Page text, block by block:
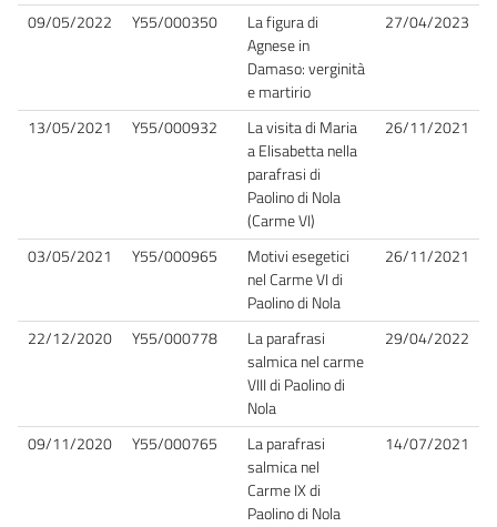
09/05/2022 Y55/000350
La figura di
Agnese in
Damaso: verginità
e martirio
27/04/2023
13/05/2021 Y55/000932
La visita di Maria
a Elisabetta nella
parafrasi di
Paolino di Nola
(Carme VI)
26/11/2021
03/05/2021 Y55/000965
Motivi esegetici
nel Carme VI di
Paolino di Nola
26/11/2021
22/12/2020 Y55/000778
La parafrasi
salmica nel carme
VIII di Paolino di
Nola
29/04/2022
09/11/2020 Y55/000765
La parafrasi
salmica nel
Carme IX di
Paolino di Nola
14/07/2021